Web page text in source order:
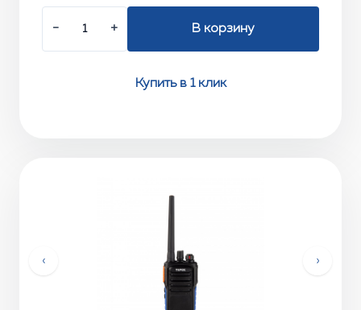
− + В корзину
Купить в 1 клик
‹ ›